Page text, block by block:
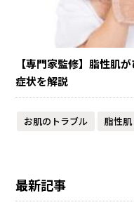
【専門家監修】脂性肌
症状を解説
お肌のトラブル 脂性肌
最新記事​